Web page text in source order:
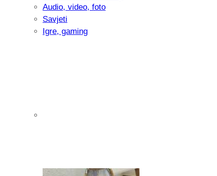
Audio, video, foto
Savjeti
Igre, gaming